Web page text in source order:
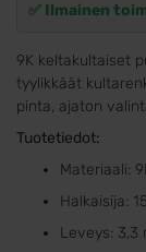
✅ Ilmainen
9K keltakultaiset
tyylikkäät
pinta, ajaton
Tuotetiedot:
Materiaali:
Halkaisija:
Leveys: 3,3